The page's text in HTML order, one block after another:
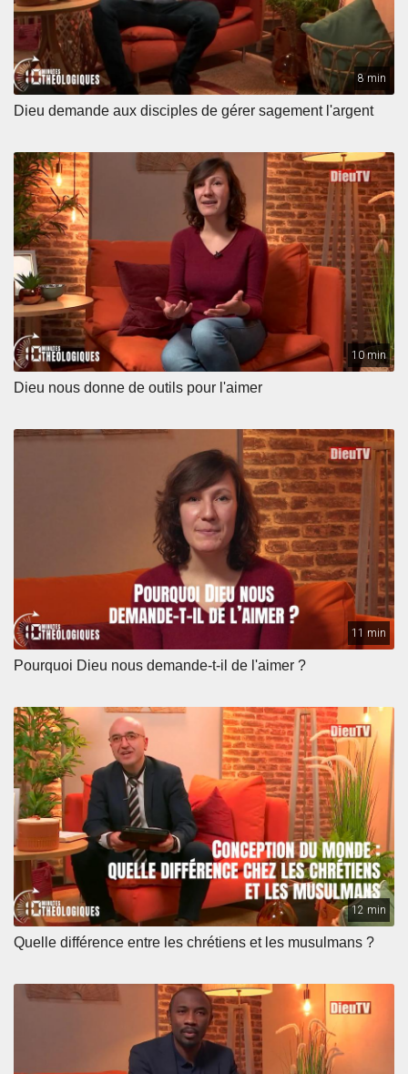
8 min
Dieu demande aux disciples de gérer sagement l'argent
10 min
Dieu nous donne de outils pour l'aimer
11 min
Pourquoi Dieu nous demande-t-il de l'aimer ?
12 min
Quelle différence entre les chrétiens et les musulmans ?